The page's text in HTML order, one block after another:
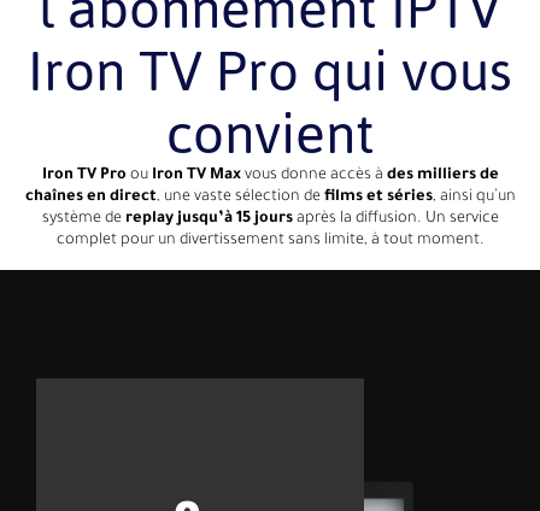
Iron TV Pro qui vous
convient
Iron TV Pro ou Iron TV Maxvous donne accès à des milliers de
chaînes en direct, une vaste sélection de films et séries, ainsi qu’un
système de replay jusqu’à 15 joursaprès la diffusion. Un service
complet pour un divertissement sans limite, à tout moment.